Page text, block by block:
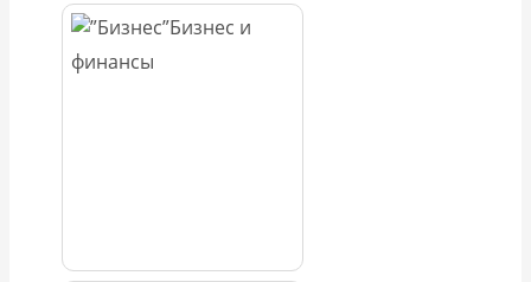
Бизнес и
финансы